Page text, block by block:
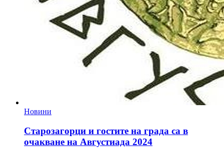
Новини
Старозагорци и гостите на града са в
очакване на Августиада 2024